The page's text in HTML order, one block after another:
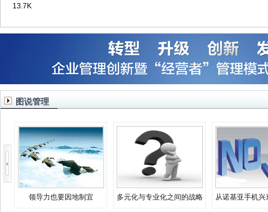
13.7K
图说管理
领导力也要因地制宜
多元化与专业化之间的战略
从诺基亚手机兴